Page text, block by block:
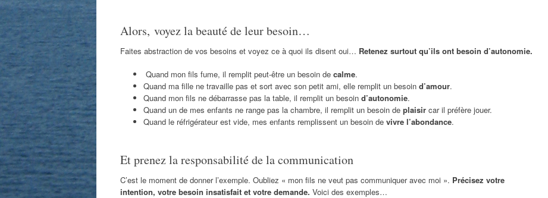
Alors, voyez la beauté de leur besoin…
Faites abstraction de vos besoins et voyez ce à quoi ils disent oui… Retenez surtout qu’ils ont besoin d’autonomie.
Quand mon fils fume, il remplit peut-être un besoin de calme.
Quand ma fille ne travaille pas et sort avec son petit ami, elle remplit un besoin d’amour.
Quand mon fils ne débarrasse pas la table, il remplit un besoin d’autonomie.
Quand un de mes enfants ne range pas la chambre, il remplit un besoin de plaisir car il préfère jouer.
Quand le réfrigérateur est vide, mes enfants remplissent un besoin de vivre l’abondance.
Et prenez la responsabilité de la communication
C’est le moment de donner l’exemple. Oubliez « mon fils ne veut pas communiquer avec moi ». Précisez votre
intention, votre besoin insatisfait et votre demande. Voici des exemples…